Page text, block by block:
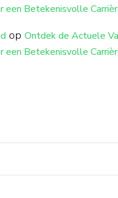
een Betekenisvolle
op Ontdek de Actuele
een Betekenisvolle